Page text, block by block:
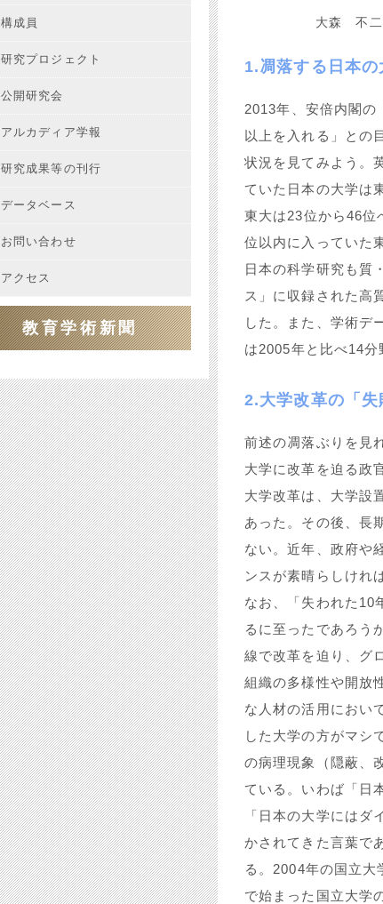
構成員
研究プロジェクト
公開研究会
アルカディア学報
研究成果等の刊行
データベース
お問い合わせ
アクセス
教育学術新聞
大森 不二
1.凋落する日本の
2013年、安倍内閣の
以上を入れる」との
状況を見てみよう。
ていた日本の大学は
東大は23位から46位
位以内に入っていた
日本の科学研究も質
ス」に収録された高
した。また、学術デ
は2005年と比べ14分
2.大学改革の「失
前述の凋落ぶりを見
大学に改革を迫る政
大学改革は、大学設
あった。その後、長
ない。近年、政府や
ンスが素晴らしけれ
なお、「失われた10
るに至ったであろう
線で改革を迫り、グ
組織の多様性や開放
な人材の活用におい
した大学の方がマシ
の病理現象（隠蔽、
ている。いわば「日
「日本の大学には
かされてきた言葉で
る。2004年の国立
で始まった国立大学